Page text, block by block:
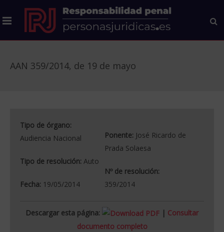
AAN 359/2014, de 19 de mayo
Tipo de órgano:
Audiencia Nacional
Tipo de resolución: Auto
Fecha: 19/05/2014
Ponente:José Ricardo de
Prada Solaesa
Nº de resolución:
359/2014
Descargar esta página: | Consultar
documento completo